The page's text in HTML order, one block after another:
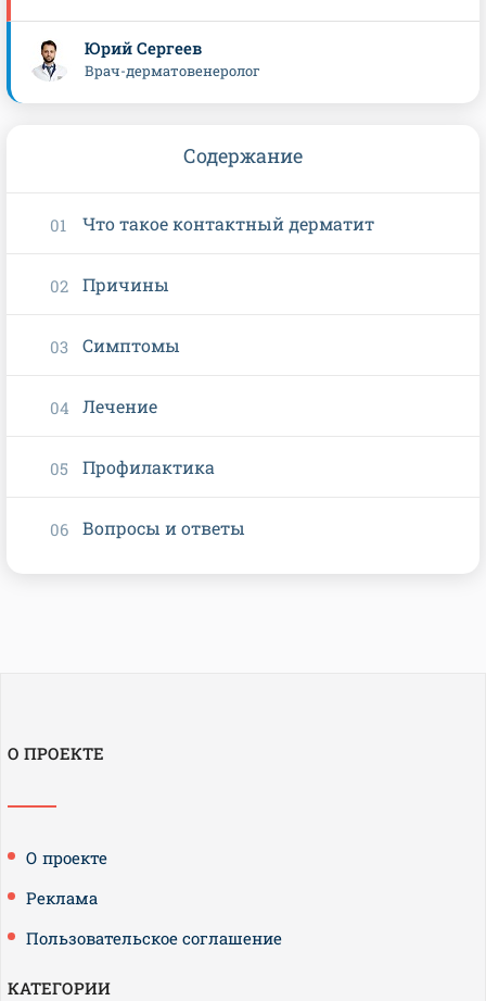
Юрий Сергеев
Врач-дерматовенеролог
Содержание
Что такое контактный дерматит
Причины
Симптомы
Лечение
Профилактика
Вопросы и ответы
О ПРОЕКТЕ
О проекте
Реклама
Пользовательское соглашение
КАТЕГОРИИ